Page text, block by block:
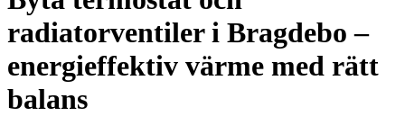
radiatorventiler i Bragdebo –
energieffektiv värme med rätt
balans